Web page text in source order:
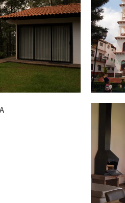
Disfruta
con
un
Foret
pleno
un
natural
el aire